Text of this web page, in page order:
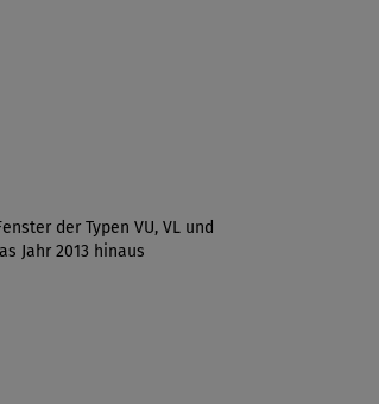
der Typen VU, VL und
Jahr 2013 hinaus